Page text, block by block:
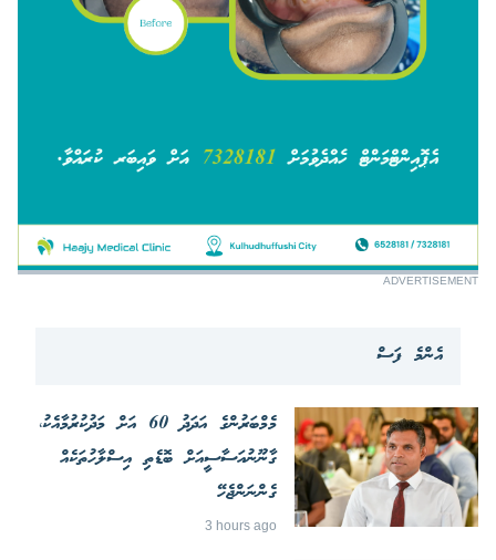
ADVERTISEMENT
އެންމެ ފަސް
މެމްބަރުންގެ އަދަދު 60 އަށް މަދުކުރުމާއެކު،
ގާނޫނުއަސާސީއަށް ބޮޑެތި އިސްލާހުތަކެއް
ގެންނަންޖެހޭ
3 hours ago